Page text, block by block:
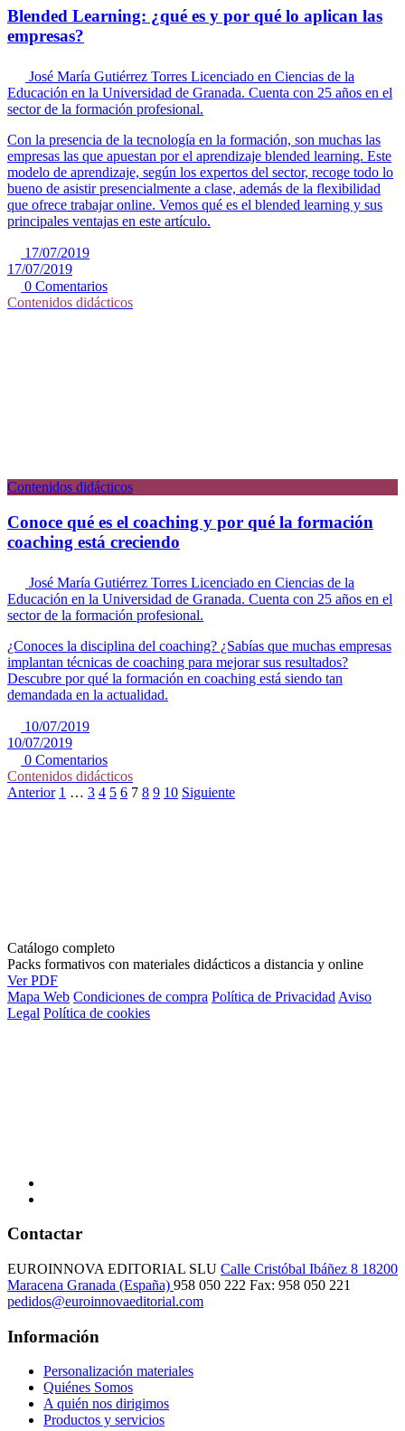
Blended Learning: ¿qué es y por qué lo aplican las
empresas?
José María Gutiérrez Torres Licenciado en Ciencias de la
Educación en la Universidad de Granada. Cuenta con 25 años en el
sector de la formación profesional.
Con la presencia de la tecnología en la formación, son muchas las
empresas las que apuestan por el aprendizaje blended learning. Este
modelo de aprendizaje, según los expertos del sector, recoge todo lo
bueno de asistir presencialmente a clase, además de la flexibilidad
que ofrece trabajar online. Vemos qué es el blended learning y sus
principales ventajas en este artículo.
17/07/2019
17/07/2019
0 Comentarios
Contenidos didácticos
Contenidos didácticos
Conoce qué es el coaching y por qué la formación
coaching está creciendo
José María Gutiérrez Torres Licenciado en Ciencias de la
Educación en la Universidad de Granada. Cuenta con 25 años en el
sector de la formación profesional.
¿Conoces la disciplina del coaching? ¿Sabías que muchas empresas
implantan técnicas de coaching para mejorar sus resultados?
Descubre por qué la formación en coaching está siendo tan
demandada en la actualidad.
10/07/2019
10/07/2019
0 Comentarios
Contenidos didácticos
Anterior 1 … 3 4 5 6 7 8 9 10 Siguiente
Catálogo completo
Packs formativos con materiales didácticos a distancia y online
Ver PDF
Mapa Web Condiciones de compra Política de Privacidad Aviso
Legal Política de cookies
Contactar
EUROINNOVA EDITORIAL SLU Calle Cristóbal Ibáñez 8 18200
Maracena Granada (España) 958 050 222 Fax: 958 050 221
pedidos@euroinnovaeditorial.com
Información
Personalización materiales
Quiénes Somos
A quién nos dirigimos
Productos y servicios